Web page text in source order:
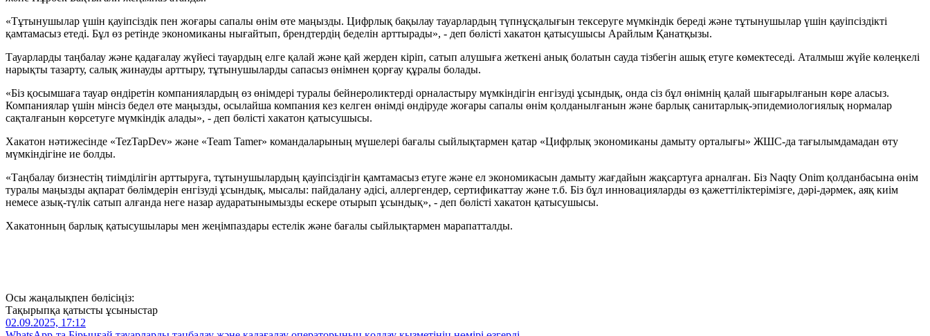
«Тұтынушылар үшін қауіпсіздік пен жоғары сапалы өнім өте маңызды. Цифрлық бақылау тауарлардың түпнұсқалығын тексеруге мүмкіндік береді және тұтынушылар үшін қауіпсіздікті
қамтамасыз етеді. Бұл өз ретінде экономиканы нығайтып, брендтердің беделін арттырады», - деп бөлісті хакатон қатысушысы Арайлым Қанатқызы.
Тауарларды таңбалау және қадағалау жүйесі тауардың елге қалай және қай жерден кіріп, сатып алушыға жеткені анық болатын сауда тізбегін ашық етуге көмектеседі. Аталмыш жүйе көлеңкелі
нарықты тазарту, салық жинауды арттыру, тұтынушыларды сапасыз өнімнен қорғау құралы болады.
«Біз қосымшаға тауар өндіретін компаниялардың өз өнімдері туралы бейнероликтерді орналастыру мүмкіндігін енгізуді ұсындық, онда сіз бұл өнімнің қалай шығарылғанын көре аласыз.
Компаниялар үшін мінсіз бедел өте маңызды, осылайша компания кез келген өнімді өндіруде жоғары сапалы өнім қолданылғанын және барлық санитарлық-эпидемиологиялық нормалар
сақталғанын көрсетуге мүмкіндік алады», - деп бөлісті хакатон қатысушысы.
Хакатон нәтижесінде «TezTapDev» және «Team Tamer» командаларының мүшелері бағалы сыйлықтармен қатар «Цифрлық экономиканы дамыту орталығы» ЖШС-да тағылымдамадан өту
мүмкіндігіне ие болды.
«Таңбалау бизнестің тиімділігін арттыруға, тұтынушылардың қауіпсіздігін қамтамасыз етуге және ел экономикасын дамыту жағдайын жақсартуға арналған. Біз Naqty Onim қолданбасына өнім
туралы маңызды ақпарат бөлімдерін енгізуді ұсындық, мысалы: пайдалану әдісі, аллергендер, сертификаттау және т.б. Біз бұл инновацияларды өз қажеттіліктерімізге, дәрі-дәрмек, аяқ киім
немесе азық-түлік сатып алғанда неге назар аударатынымызды ескере отырып ұсындық», - деп бөлісті хакатон қатысушысы.
Хакатонның барлық қатысушылары мен жеңімпаздары естелік және бағалы сыйлықтармен марапатталды.
Осы жаңалықпен бөлісіңіз:
Тақырыпқа қатысты ұсыныстар
02.09.2025, 17:12